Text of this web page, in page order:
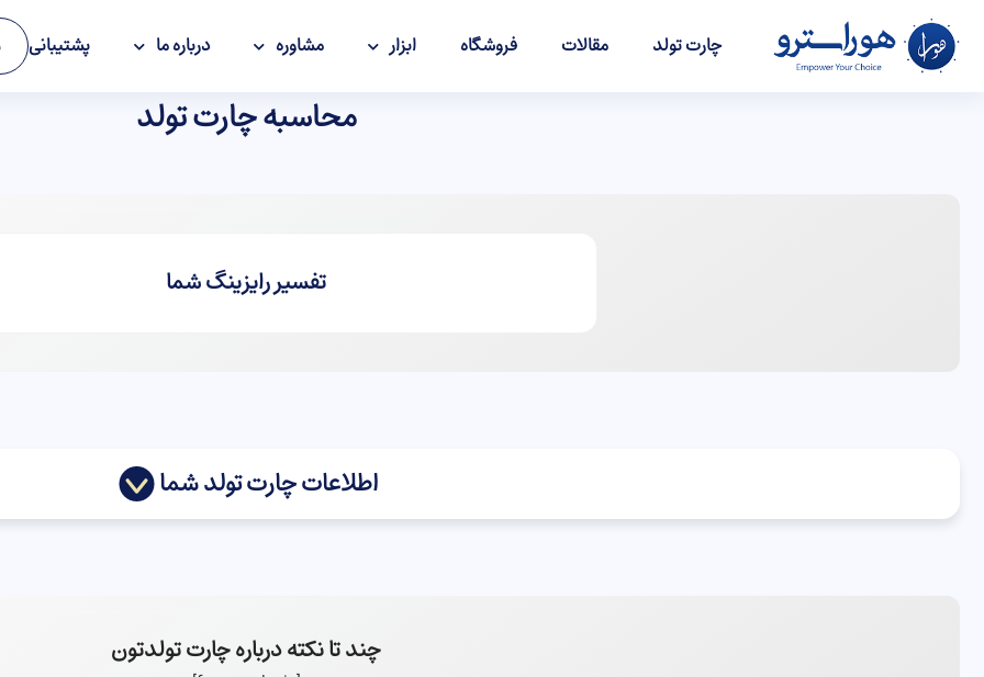
چارت تولد مقالات فروشگاه ابزار مشاوره درباره ما پشتیبانی
محاسبه چارت تولد
تفسیر رایزینگ شما
اطلاعات چارت تولد شما
چند تا نکته درباره چارت تولدتون